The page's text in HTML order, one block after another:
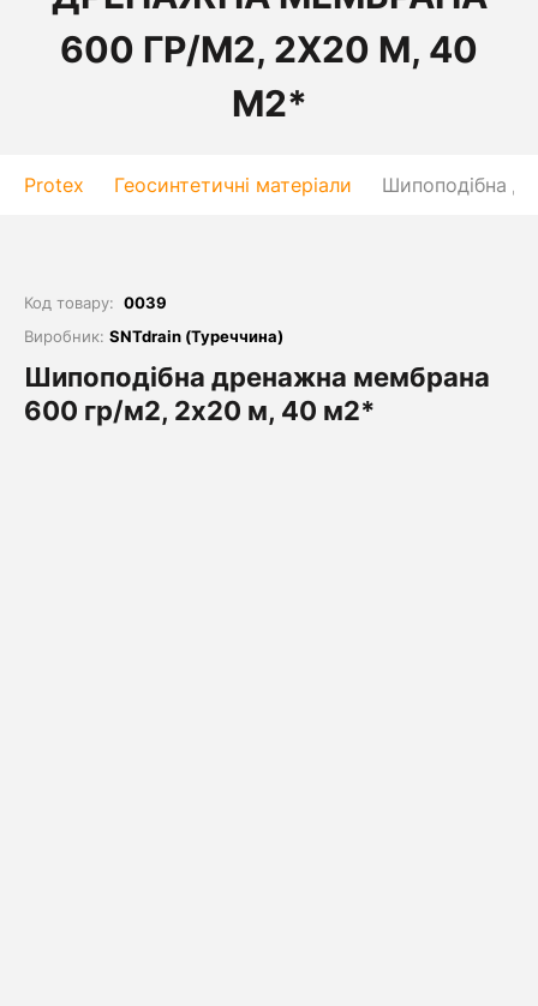
600 ГР/М2, 2Х20 М, 40
М2*
Protex Геосинтетичні матеріали Шипоподібна
Код товару: 0039
Виробник: SNTdrain (Туреччина)
Шипоподібна дренажна мембрана
600 гр/м2, 2х20 м, 40 м2*